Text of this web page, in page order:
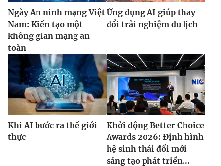
Ngày An ninh mạng Việt
Nam: Kiến tạo một
không gian mạng an
toàn
Ứng dụng AI giúp thay
đổi trải nghiệm du lịch
Khi AI bước ra thế giới
thực
Khởi động Better Choice
Awards 2026: Định hình
hệ sinh thái đổi mới
sáng tạo phát triển...